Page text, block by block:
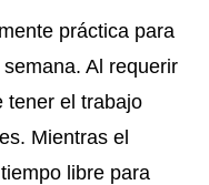
práctica para
Al requerir
tener el trabajo
Mientras el
libre para